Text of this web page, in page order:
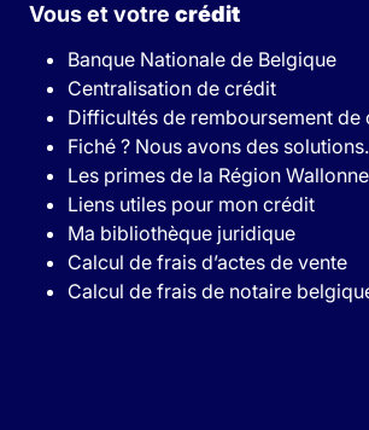
Vous et votre crédit
Banque Nationale de Belgique
Centralisation de crédit
Difficultés de remboursement de
Fiché ? Nous avons des
Les primes de la Région Wallonne
Liens utiles pour mon crédit
Ma bibliothèque juridique
Calcul de frais d’actes de vente
Calcul de frais de notaire